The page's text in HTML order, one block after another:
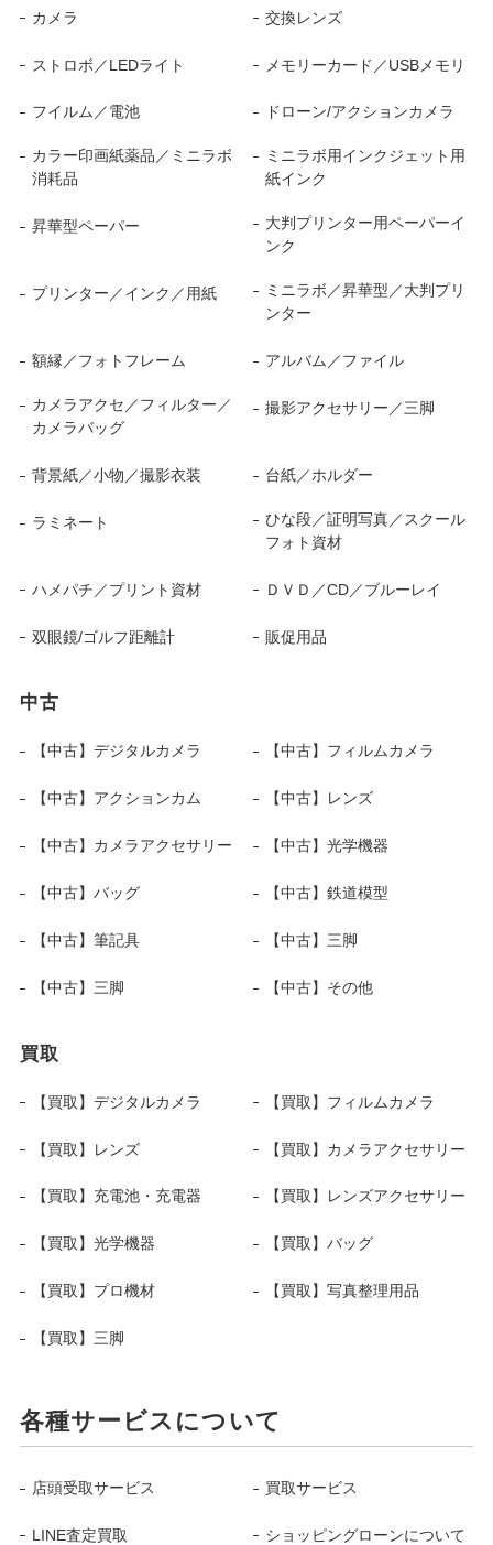
カメラ 交換レンズ
ストロボ／LEDライト メモリーカード／USBメモリ
フイルム／電池 ドローン/アクションカメラ
カラー印画紙薬品／ミニラボ
消耗品
ミニラボ用インクジェット用
紙インク
昇華型ペーパー
大判プリンター用ペーパーイ
ンク
プリンター／インク／用紙
ミニラボ／昇華型／大判プリ
ンター
額縁／フォトフレーム アルバム／ファイル
カメラアクセ／フィルター／
カメラバッグ
撮影アクセサリー／三脚
背景紙／小物／撮影衣装 台紙／ホルダー
ラミネート
ひな段／証明写真／スクール
フォト資材
ハメパチ／プリント資材 ＤＶＤ／CD／ブルーレイ
双眼鏡/ゴルフ距離計 販促用品
中古
【中古】デジタルカメラ 【中古】フィルムカメラ
【中古】アクションカム 【中古】レンズ
【中古】カメラアクセサリー 【中古】光学機器
【中古】バッグ 【中古】鉄道模型
【中古】筆記具 【中古】三脚
【中古】三脚 【中古】その他
買取
【買取】デジタルカメラ 【買取】フィルムカメラ
【買取】レンズ 【買取】カメラアクセサリー
【買取】充電池・充電器 【買取】レンズアクセサリー
【買取】光学機器 【買取】バッグ
【買取】プロ機材 【買取】写真整理用品
【買取】三脚
各種サービスについて
店頭受取サービス 買取サービス
LINE査定買取 ショッピングローンについて